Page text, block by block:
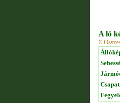
A ló
Σ